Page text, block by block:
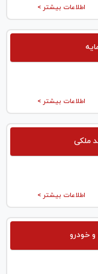
اطلاعات بیشتر >
اطلاعات بیشتر >
ملکی
اطلاعات بیشتر >